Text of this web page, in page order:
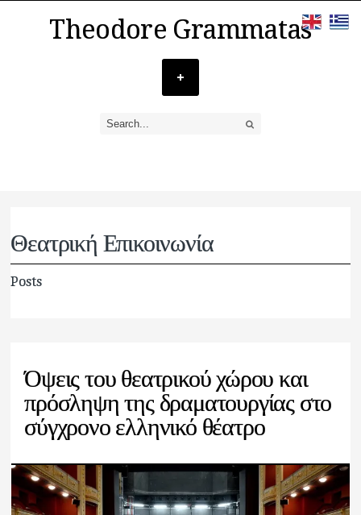
Theodore Grammatas
Θεατρική Επικοινωνία
Posts
Όψεις του θεατρικού χώρου και
πρόσληψη της δραματουργίας στο
σύγχρονο ελληνικό θέατρο